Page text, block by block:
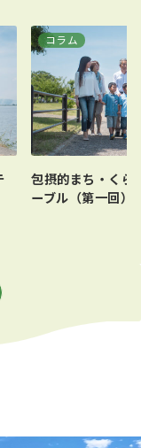
コラム
包摂的まち・くら
ーブル（第一回）